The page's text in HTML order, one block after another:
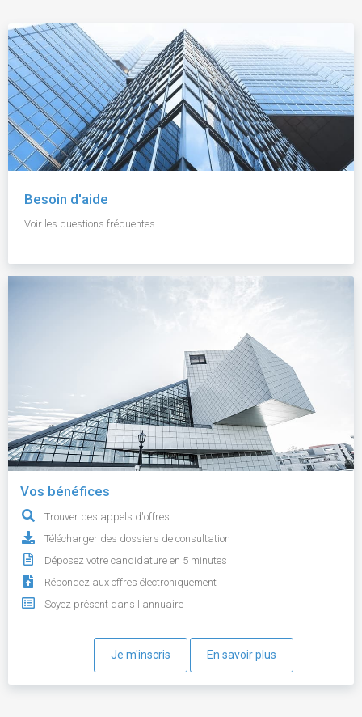
Besoin d'aide
Voir les questions fréquentes.
Vos bénéfices
Trouver des appels d'offres
Télécharger des dossiers de consultation
Déposez votre candidature en 5 minutes
Répondez aux offres électroniquement
Soyez présent dans l'annuaire
Je m'inscris En savoir plus